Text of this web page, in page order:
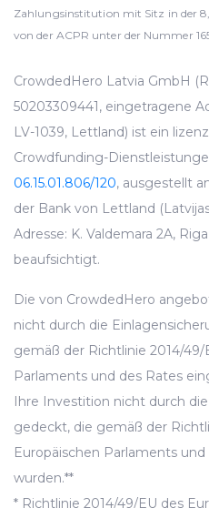
Zahlungsinstitution mit Sitz in der
von der ACPR unter der Nummer
CrowdedHero Latvia GmbH
50203309441, eingetragene
LV-1039, Lettland) ist ein
Crowdfunding-
06.15.01.806/120, ausgestellt
der Bank von Lettland
Adresse: K. Valdemara 2A,
beaufsichtigt.
Die von CrowdedHero
nicht durch die
gemäß der Richtlinie 2014/49/
Parlaments und des Rates
Ihre Investition nicht durch
gedeckt, die gemäß der
Europäischen Parlaments
wurden.**
* Richtlinie 2014/49/EU des